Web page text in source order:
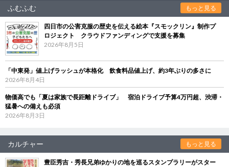
ふむふむ もっと見る
四日市の公害克服の歴史を伝える絵本『スモックリン』制作プ
ロジェクト クラウドファンディングで支援を募集
2026年8月5日
「中東発」値上げラッシュが本格化 飲食料品値上げ、約3年ぶりの多さに
2026年8月4日
物価高でも「夏は家族で長距離ドライブ」 宿泊ドライブ予算4万円超、渋滞・
猛暑への備えも必須
2026年8月3日
カルチャー もっと見る
豊臣秀吉・秀長兄弟ゆかりの地を巡るスタンプラリーがスター